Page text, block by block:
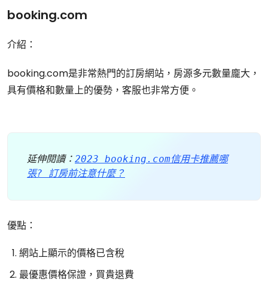
booking.com
介紹：
booking.com是非常熱門的訂房網站，房源多元數量龐大，
具有價格和數量上的優勢，客服也非常方便。
延伸閱讀： 2023 booking.com信用卡推薦哪
張? 訂房前注意什麼？
優點：
網站上顯示的價格已含稅
最優惠價格保證，買貴退費